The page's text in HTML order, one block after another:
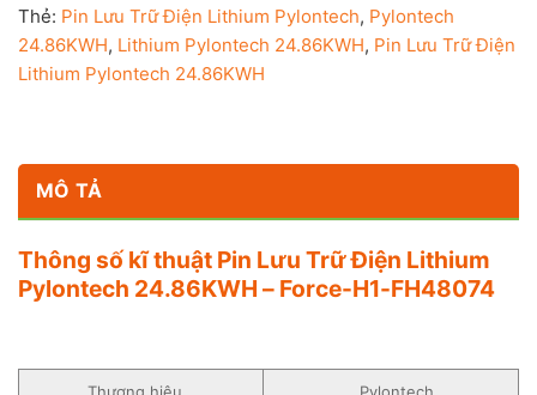
Thẻ: Pin Lưu Trữ Điện Lithium Pylontech, Pylontech
24.86KWH, Lithium Pylontech 24.86KWH, Pin Lưu Trữ Điện
Lithium Pylontech 24.86KWH
MÔ TẢ
Thông số kĩ thuật Pin Lưu Trữ Điện Lithium
Pylontech 24.86KWH – Force-H1-FH48074